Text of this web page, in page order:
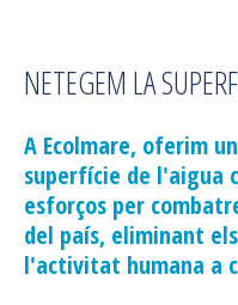
NETEGEM LA
A Ecolmare, oferim
superfície de l'aigua
esforços per
del país, eliminant
l'activitat humana a